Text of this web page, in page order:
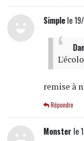
Simplele 19/
remise à
Répondre
Monster le